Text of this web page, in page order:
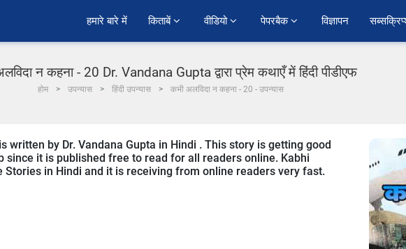
हमारे बारे में किताबें वीडियो पेपरबैक विज्ञापन
न कहना - 20 Dr. Vandana Gupta द्वारा प्रेम कथाएँ में हिंदी पीडीएफ
होम उपन्यास हिंदी उपन्यास कभी अलविदा न कहना - 20 - उपन्यास
written by Dr. Vandana Gupta in Hindi . This story is getting good
it is published free to read for all readers online. Kabhi
Stories in Hindi and it is receiving from online readers very fast.